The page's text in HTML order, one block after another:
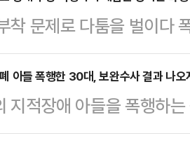
대로 쓰러져 이마를 다
군의 …
3년6개월을, 공범인 B
했다.A씨와 B씨, 그리고
팅앱 등에 여고생이 성매
텔로 꾀어낸 후 협박해 금
남성이…
착 문제로 다툼을 벌이다
를 선고받았다.27일 법조
행 혐의로 기소된 아파트
지난해 9월16일 오후 1
단지를 붙이던 여성
아들 폭행한 30대, 보완수사 결과 나
지적장애 아들을 폭행하
가 수사 끝에 결국 구속됐